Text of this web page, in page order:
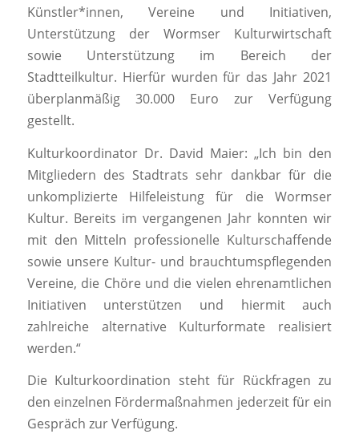
Künstler*innen, Vereine und Initiativen,
Unterstützung der Wormser Kulturwirtschaft
sowie Unterstützung im Bereich der
Stadtteilkultur. Hierfür wurden für das Jahr 2021
überplanmäßig 30.000 Euro zur Verfügung
gestellt.
Kulturkoordinator Dr. David Maier: „Ich bin den
Mitgliedern des Stadtrats sehr dankbar für die
unkomplizierte Hilfeleistung für die Wormser
Kultur. Bereits im vergangenen Jahr konnten wir
mit den Mitteln professionelle Kulturschaffende
sowie unsere Kultur- und brauchtumspflegenden
Vereine, die Chöre und die vielen ehrenamtlichen
Initiativen unterstützen und hiermit auch
zahlreiche alternative Kulturformate realisiert
werden.“
Die Kulturkoordination steht für Rückfragen zu
den einzelnen Fördermaßnahmen jederzeit für ein
Gespräch zur Verfügung.